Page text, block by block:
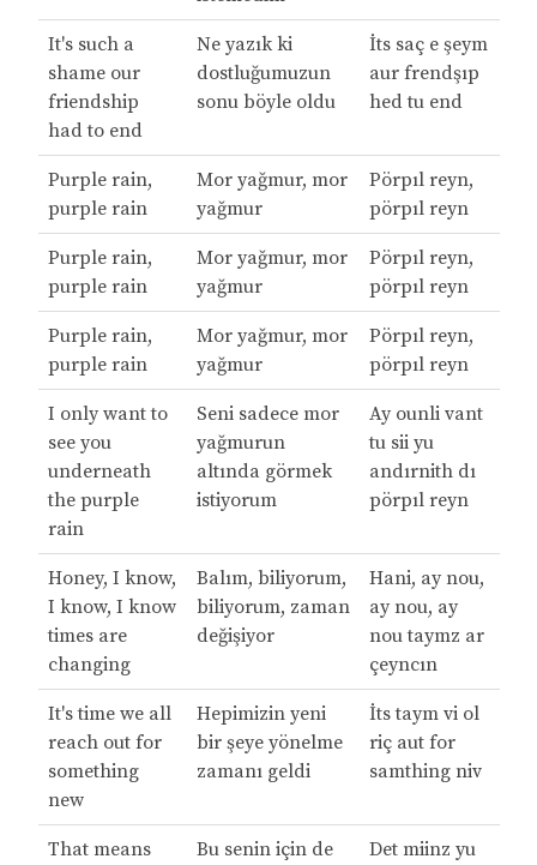
It's such a
shame our
friendship
had to end
Ne yazık ki
dostluğumuzun
sonu böyle oldu
İts saç e şeym
aur frendşıp
hed tu end
Purple rain,
purple rain
Mor yağmur, mor
yağmur
Pörpıl reyn,
pörpıl reyn
Purple rain,
purple rain
Mor yağmur, mor
yağmur
Pörpıl reyn,
pörpıl reyn
Purple rain,
purple rain
Mor yağmur, mor
yağmur
Pörpıl reyn,
pörpıl reyn
I only want to
see you
underneath
the purple
rain
Seni sadece mor
yağmurun
altında görmek
istiyorum
Ay ounli vant
tu sii yu
andırnith dı
pörpıl reyn
Honey, I know,
I know, I know
times are
changing
Balım, biliyorum,
biliyorum, zaman
değişiyor
Hani, ay nou,
ay nou, ay
nou taymz ar
çeyncın
It's time we all
reach out for
something
new
Hepimizin yeni
bir şeye yönelme
zamanı geldi
İts taym vi ol
riç aut for
samthing niv
That means
Bu senin için de
Det miinz yu